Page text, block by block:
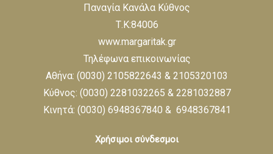
Παναγία Κανάλα Κύθνος
Τ.Κ:84006
www.margaritak.gr
Τηλέφωνα επικοινωνίας
Αθήνα: (0030) 2105822643 & 2105320103
Κύθνος: (0030) 2281032265 & 2281032887
Κινητά: (0030) 6948367840 & 6948367841
Χρήσιμοι σύνδεσμοι